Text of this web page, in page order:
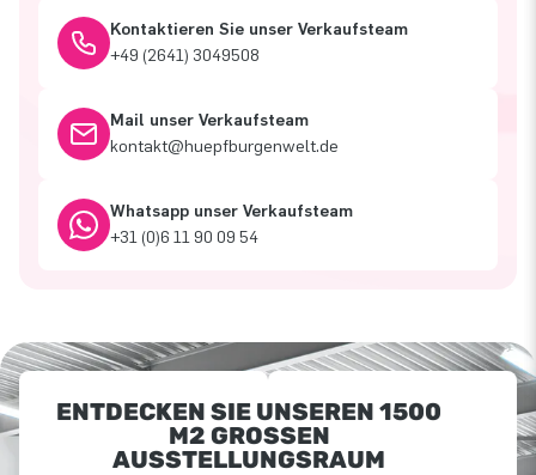
Kontaktieren Sie unser Verkaufsteam
+49 (2641) 3049508
Mail unser Verkaufsteam
kontakt@huepfburgenwelt.de
Whatsapp unser Verkaufsteam
+31 (0)6 11 90 09 54
ENTDECKEN SIE UNSEREN 1500
M2 GROSSEN A
USSTELLUNGSRAUM